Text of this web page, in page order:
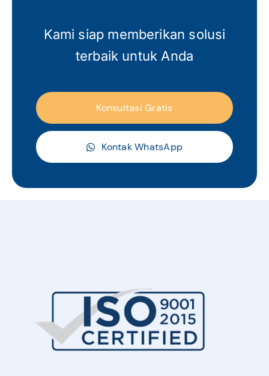
Kami siap memberikan solusi
terbaik untuk Anda
Konsultasi Gratis
Kontak WhatsApp